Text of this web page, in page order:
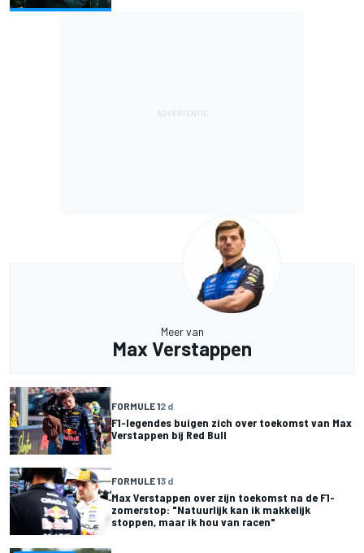
Meer van
Max Verstappen
FORMULE 12 d
F1-legendes buigen zich over toekomst van Max
Verstappen bij Red Bull
FORMULE 13 d
Max Verstappen over zijn toekomst na de F1-
zomerstop: "Natuurlijk kan ik makkelijk
stoppen, maar ik hou van racen"